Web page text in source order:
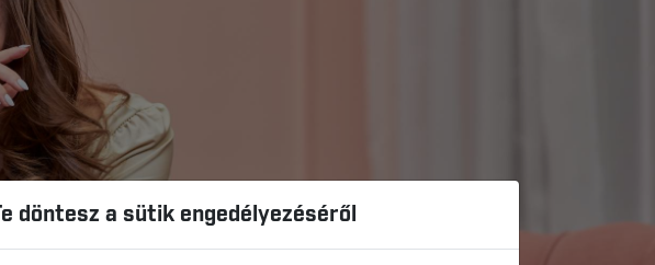
döntesz a sütik engedélyezéséről